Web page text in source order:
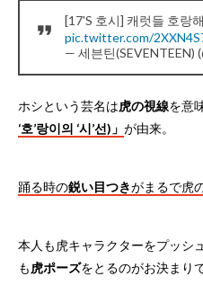
[17'S 호시] 캐럿들 호랑
pic.twitter.com/
— 세븐틴(SEVENTEEN)
ホシという芸名は虎の視線を意
‘호’랑이의 ‘시’선)」 が由来。
踊る時の鋭い目つきがまるで虎
本人も虎キャラクターをプッシ
も 虎ポーズをとるのがお決まりで